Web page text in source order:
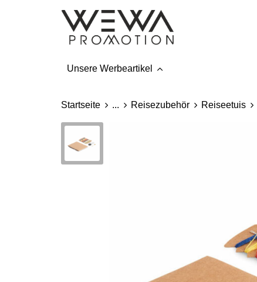
Unsere Werbeartikel
Startseite ... Reisezubehör Reiseetuis